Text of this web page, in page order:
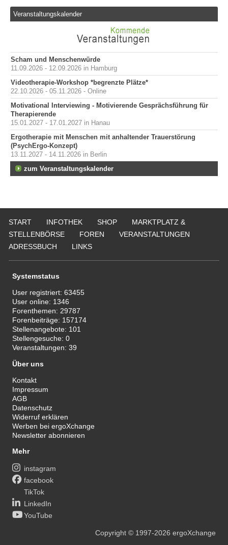
Veranstaltungskalender
Scham und Menschenwürde
11.09.2026 - 12.09.2026 in Hamburg
Videotherapie-Workshop *begrenzte Plätze*
22.10.2026 - 05.11.2026 - Online
Motivational Interviewing - Motivierende Gesprächsführung für
Therapierende
15.01.2027 - 17.01.2027 in Hanau
Ergotherapie mit Menschen mit anhaltender Trauerstörung
(PsychErgo-Konzept)
13.11.2027 - 14.11.2026 in Berlin
zum Veranstaltungskalender
START INFOTHEK SHOP
MARKTPLATZ &
STELLENBÖRSE
FOREN
VERANSTALTUNGEN
ADRESSBUCH
LINKS
Systemstatus
User registriert:63455
User online: 1346
Forenthemen: 29787
Forenbeiträge: 157174
Stellenangebote: 101
Stellengesuche:0
Veranstaltungen:39
Über uns
Kontakt
Impressum
AGB
Datenschutz
Widerruf erklären
Werben bei ergoXchange
Newsletter abonnieren
Mehr
instagram
facebook
TikTok
LinkedIn
YouTube
Copyright© 1997-2026 ergoXchange